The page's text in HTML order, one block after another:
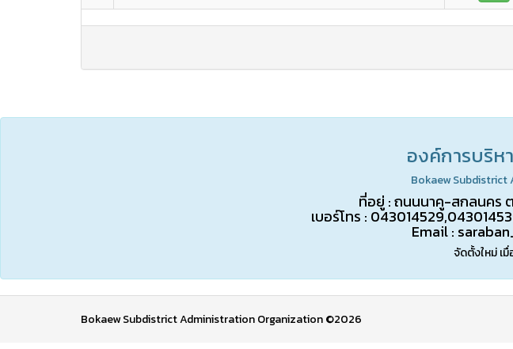
องค์การบริห
Bokaew
ที่อยู่ : ถนนนาคู-สกลนคร
เบอร์โทร :
Email :
จัดตั้งใหม่ เ
Bokaew Subdistrict Administration Organization ©2026